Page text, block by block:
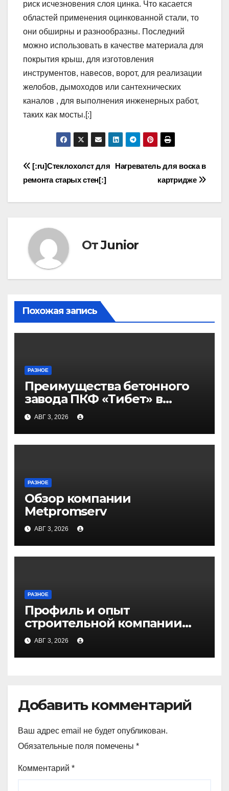
риск исчезновения слоя цинка. Что касается
областей применения оцинкованной стали, то
они обширны и разнообразны. Последний
можно использовать в качестве материала для
покрытия крыш, для изготовления
инструментов, навесов, ворот, для реализации
желобов, дымоходов или сантехнических
каналов , для выполнения инженерных работ,
таких как мосты.[:]
Навигация
по
Нагреватель для воска в
картридже
[:ru]Стеклохолст для
ремонта старых стен[:]
ОтJunior
Похожая запись
РАЗНОЕ
Преимущества бетонного
завода ПКФ «Тибет» в
Волгограде и Волжском
АВГ 3, 2026
РАЗНОЕ
Обзор компании
Metpromserv
АВГ 3, 2026
РАЗНОЕ
Профиль и опыт
строительной компании
Медичи
АВГ 3, 2026
Добавить комментарий
Ваш адрес email не будет опубликован.
Обязательные поля помечены *
Комментарий *